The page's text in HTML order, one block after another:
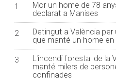
1
Mor un home de 78
declarat a Manises
2
Detingut a València
que manté un home
3
L'incendi forestal de la
manté milers de
confinades